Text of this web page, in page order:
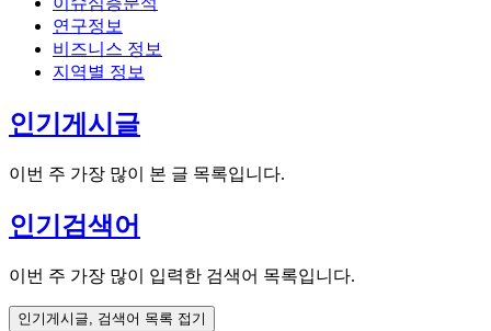
연구정보
비즈니스 정보
지역별 정보
인기게시글
이번 주 가장 많이 본 글 목록입니다.
인기검색어
이번 주 가장 많이 입력한 검색어 목록입니다.
인기게시글, 검색어 목록 접기